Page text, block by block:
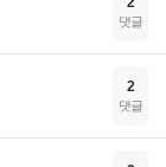
댓글
2
댓글